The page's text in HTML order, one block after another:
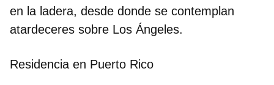
en la ladera, desde donde se contemplan
atardeceres sobre Los Ángeles.
Residencia en Puerto Rico